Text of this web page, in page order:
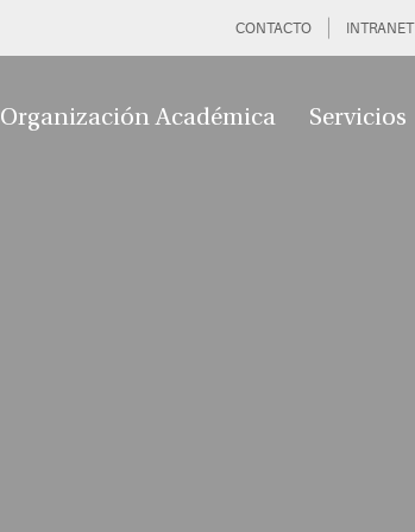
CONTACTO INTRANET
Organización Académica Servicios